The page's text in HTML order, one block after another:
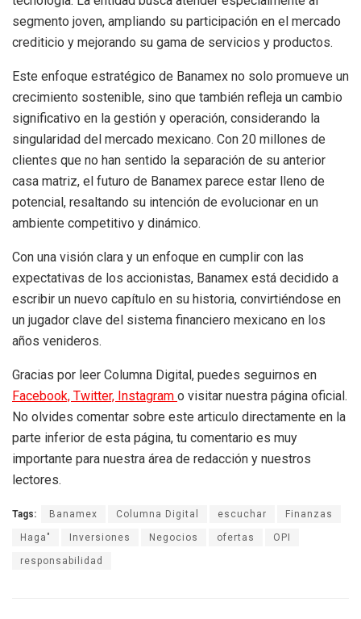
segmento joven, ampliando su participación en el mercado
crediticio y mejorando su gama de servicios y productos.
Este enfoque estratégico de Banamex no solo promueve un
crecimiento sostenible, sino que también refleja un cambio
significativo en la gestión y operación, considerando la
singularidad del mercado mexicano. Con 20 millones de
clientes que no han sentido la separación de su anterior
casa matriz, el futuro de Banamex parece estar lleno de
potencial, resaltando su intención de evolucionar en un
ambiente competitivo y dinámico.
Con una visión clara y un enfoque en cumplir con las
expectativas de los accionistas, Banamex está decidido a
escribir un nuevo capítulo en su historia, convirtiéndose en
un jugador clave del sistema financiero mexicano en los
años venideros.
Gracias por leer Columna Digital, puedes seguirnos en
Facebook, Twitter, Instagram o visitar nuestra página oficial.
No olvides comentar sobre este articulo directamente en la
parte inferior de esta página, tu comentario es muy
importante para nuestra área de redacción y nuestros
lectores.
Tags: Banamex Columna Digital escuchar Finanzas
Haga" Inversiones Negocios ofertas OPI
responsabilidad